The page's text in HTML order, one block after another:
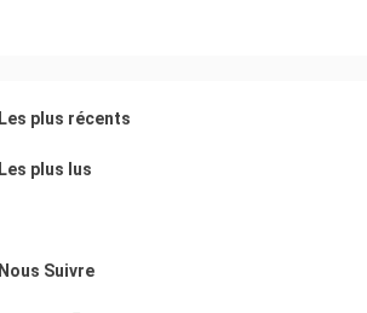
Les plus récents
Les plus lus
Nous Suivre